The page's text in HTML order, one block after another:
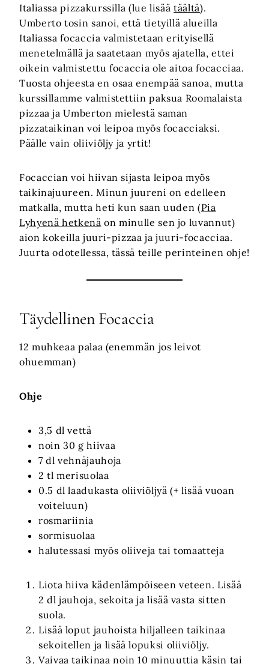
Italiassa pizzakurssilla (lue lisäätäältä).
Umberto tosin sanoi, että tietyillä alueilla
Italiassa focaccia valmistetaan erityisellä
menetelmällä ja saatetaan myös ajatella, ettei
oikein valmistettu focaccia ole aitoa focacciaa.
Tuosta ohjeesta en osaa enempää sanoa, mutta
kurssillamme valmistettiin paksua Roomalaista
pizzaa ja Umberton mielestä saman
pizzataikinan voi leipoa myös focacciaksi.
Päälle vain oliiviöljy ja yrtit!
Focaccian voi hiivan sijasta leipoa myös
taikinajuureen. Minun juureni on edelleen
matkalla, mutta heti kun saan uuden (Pia
Lyhyenä hetkenä on minulle sen jo luvannut)
aion kokeilla juuri-pizzaa ja juuri-focacciaa.
Juurta odotellessa, tässä teille perinteinen ohje!
Täydellinen Focaccia
12 muhkeaa palaa (enemmän jos leivot
ohuemman)
Ohje
3,5 dl vettä
noin 30 g hiivaa
7 dl vehnäjauhoja
2 tl merisuolaa
0.5 dl laadukasta oliiviöljyä (+ lisää vuoan
voiteluun)
rosmariinia
sormisuolaa
halutessasi myös oliiveja tai tomaatteja
Liota hiiva kädenlämpöiseen veteen. Lisää
2 dl jauhoja, sekoita ja lisää vasta sitten
suola.
Lisää loput jauhoista hiljalleen taikinaa
sekoitellen ja lisää lopuksi oliiviöljy.
Vaivaa taikinaa noin 10 minuuttia käsin tai